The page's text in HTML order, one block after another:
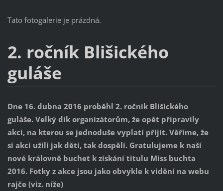
Tato fotogalerie je prázdná.
2. ročník Blišického
guláše
Dne 16. dubna 2016 proběhl 2. ročník Blišického
guláše. Velký dík organizátorům, že opět připravily
akci, na kterou se jednoduše vyplatí přijít. Věříme, že
si akci užili jak děti, tak dospělí. Gratulujeme k naší
nové královně buchet k získání titulu Miss buchta
2016. Fotky z akce jsou jako obvykle k vidění na webu
rajče (viz. níže)